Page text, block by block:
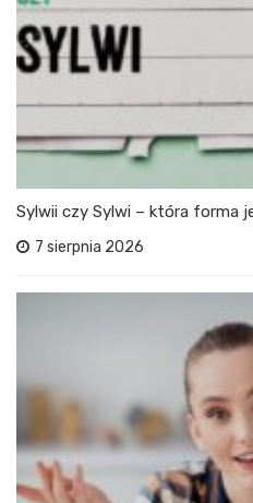
Sylwii czy Sylwi – która forma
7 sierpnia 2026